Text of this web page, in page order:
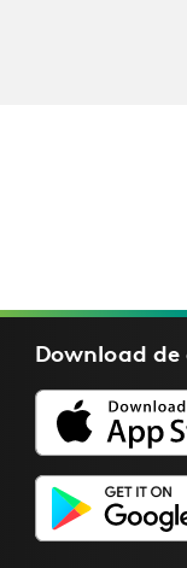
Download de